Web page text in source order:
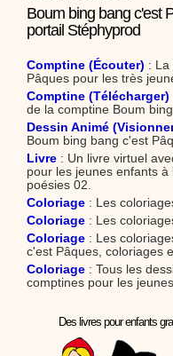
Boum bing bang c'est
portail Stéphyprod
Comptine (Écouter) : La
Pâques pour les très
Comptine (Télécharger)
de la comptine Boum
Dessin Animé
Boum bing bang c'est
Livre : Un livre virtuel
pour les jeunes enfants
poésies 02.
Coloriage : Les
Coloriage : Les
Coloriage : Les
c'est Pâques, coloriages
Coloriage : Tous les
comptines pour les
Des livres pour enfants